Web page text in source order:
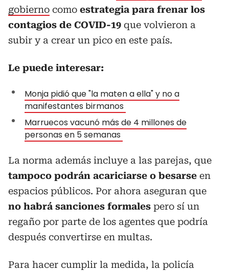
gobierno como estrategia para frenar los
contagios de COVID-19 que volvieron a
subir y a crear un pico en este país.
Le puede interesar:
Monja pidió que "la maten a ella" y no a
manifestantes birmanos
Marruecos vacunó más de 4 millones de
personas en 5 semanas
La norma además incluye a las parejas, que
tampoco podrán acariciarse o besarse en
espacios públicos. Por ahora aseguran que
no habrá sanciones formales pero sí un
regaño por parte de los agentes que podría
después convertirse en multas.
Para hacer cumplir la medida, la policía